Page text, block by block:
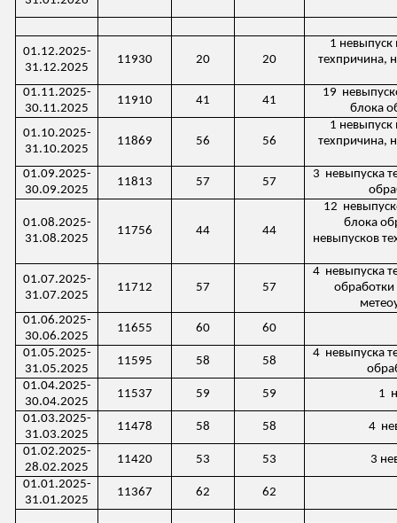
01.12.2025-
31.12.2025
11930 20 20
1 невыпуск
техпричина,
01.11.2025-
30.11.2025
11910 41 41
19
блока
01.10.2025-
31.10.2025
11869 56 56
1 невыпуск
техпричина,
01.09.2025-
30.09.2025
11813 57 57
3 невыпуска
01.08.2025-
31.08.2025
11756 44 44
12
блока
невыпусков
01.07.2025-
31.07.2025
11712 57 57
4 невыпуска
обработки
01.06.2025-
30.06.2025
11655 60
60
01.05.2025-
31.05.2025
11595 58 58
4 невыпуска
01.04.2025-
30.04.2025
11537 59 59 1
01.03.2025-
31.03.2025
11478 58 58 4
01.02.2025-
28.02.2025
11420 53 53 3
01.01.2025-
31.01.2025
11367 62 62